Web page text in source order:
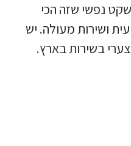
נפשי שזה הכי
ושירות מעולה. יש
בשירות בארץ.